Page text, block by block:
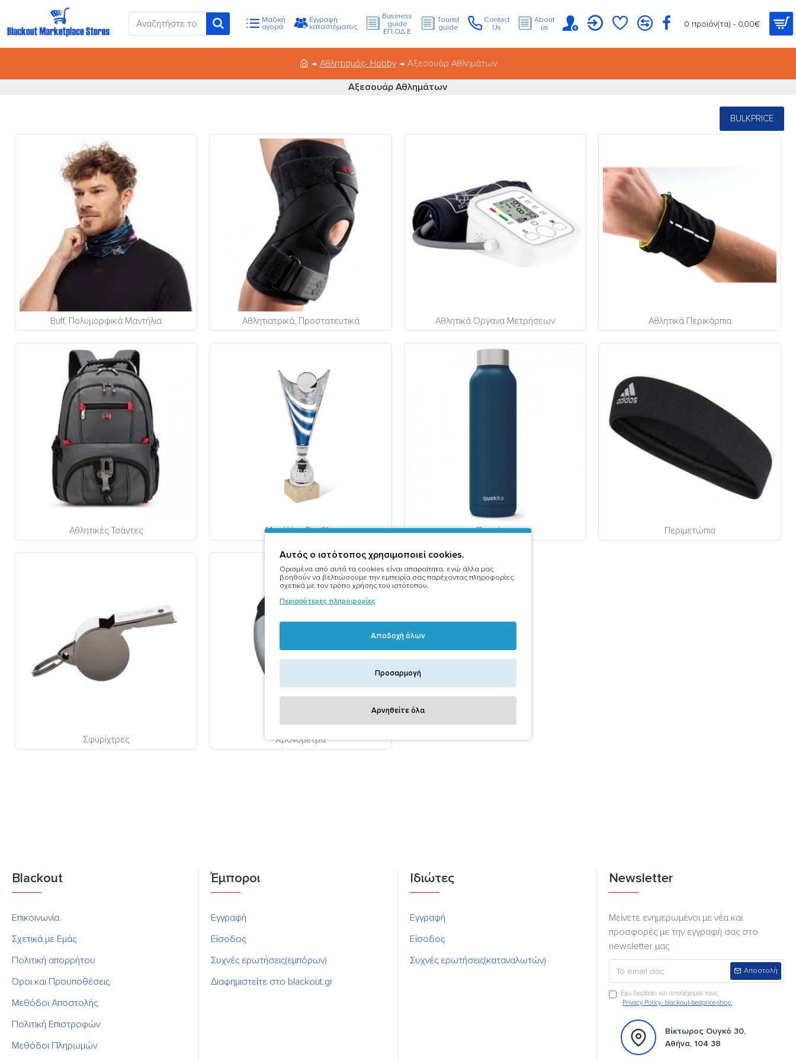
Μαζική
αγορά
Εγγραφή
καταστήματος
Business
guide
ΕΠ.ΟΔ.Ε
Tourist
guide
Contact
Us
About
us
0 προϊόν(τα) - 0,00€
Αθλητισμός- Hobby Αξεσουάρ Αθλημάτων
Αξεσουάρ Αθλημάτων
BULKPRICE
Buff, Πολυμορφικά Μαντήλια Αθλητιατρικά, Προστατευτικά Αθλητικά Όργανα Μετρήσεων Αθλητικά Περικάρπια
Αθλητικές Τσάντες Μετάλλια, Έπαθλα Παγούρια Περιμετώπια
Σφυρίχτρες Χρονόμετρα
Blackout
Επικοινωνία
Σχετικά με Εμάς
Πολιτική απορρήτου
Όροι και Προυποθέσεις
Μεθόδοι Αποστολής
Πολιτική Επιστροφών
Μεθόδοι Πληρωμών
Έμποροι
Εγγραφή
Είσοδος
Συχνές ερωτήσεις(εμπόρων)
Διαφημιστείτε στο blackout.gr
Ιδιώτες
Εγγραφή
Είσοδος
Συχνές ερωτήσεις(καταναλωτών)
Newsletter
Μείνετε ενημερωμένοι με νέα και
προσφορές με την εγγραφή σας στο
newsletter μας
Αποστολή
Έχω διαβάσει και αποδέχομαι τους
Privacy Policy- blackout-bestprice-shop.
Βίκτωρος Ουγκό 30,
Αθήνα, 104 38
Αυτός ο ιστότοπος χρησιμοποιεί cookies.
Ορισμένα από αυτά τα cookies είναι απαραίτητα, ενώ άλλα μας
βοηθούν να βελτιώσουμε την εμπειρία σας παρέχοντας πληροφορίες
σχετικά με τον τρόπο χρήσης του ιστότοπου.
Περισσότερες πληροφορίες
Αποδοχή όλων
Προσαρμογή
Αρνηθείτε όλα